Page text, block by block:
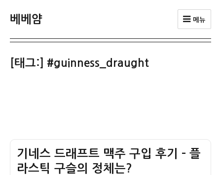
베베얌 메뉴
[태그:] #guinness_draught
기네스 드래프트 맥주 구입 후기 – 플
라스틱 구슬의 정체는?